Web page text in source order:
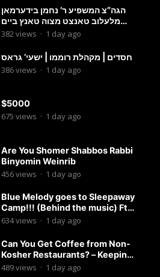
הגה”צ המשפיע ר’ נחמן בידערמאן
מלעלוב טאנצט מצוה טאנץ ביים
שמחת החתונה פון בנו החתן
382views · 1 day ago
חסדים | מקהלת רוממו | ישעי’ גראס
386views · 1 day ago
$5000
675 views · 1 day ago
Are You Shomer Shabbos Rabbi
Binyomin Weinrib
456views · 1 day ago
Blue Melody goes to Sleepaway
Camp!!! (Behind the music) Ft.
Dovid Berger and Chaim Brown
634views · 1 day ago
Can You Get Coffee from Non-
Kosher Restaurants? – Keeping
it Kosher Clips
489views · 1 day ago